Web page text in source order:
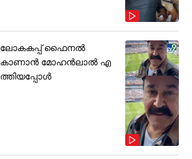
ലോകകപ്പ് ഫൈനൽ
കാണാൻ മോഹൻലാൽ എ
ത്തിയപ്പോൾ